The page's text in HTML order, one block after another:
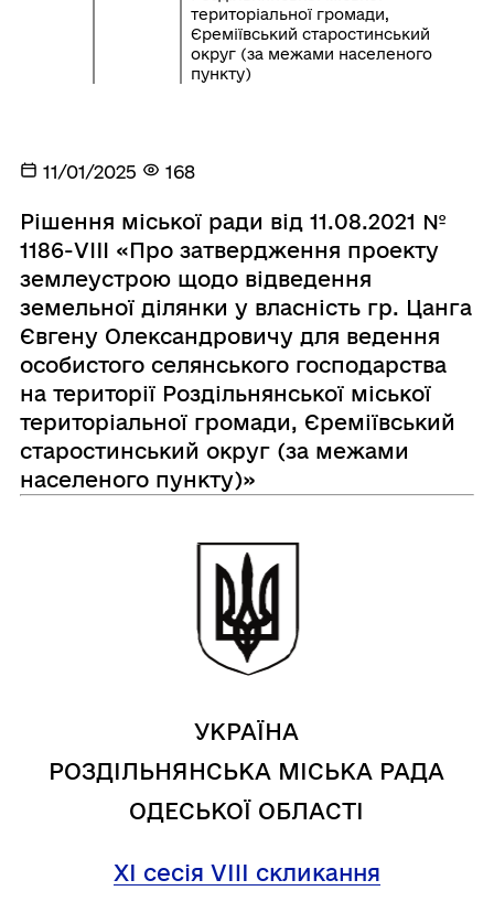
територіальної громади,
Єреміївський старостинський
округ (за межами населеного
пункту)
11/01/2025 168
Рішення міської ради від 11.08.2021 №
1186-VIII «Про затвердження проекту
землеустрою щодо відведення
земельної ділянки у власність гр. Цанга
Євгену Олександровичу для ведення
особистого селянського господарства
на території Роздільнянської міської
територіальної громади, Єреміївський
старостинський округ (за межами
населеного пункту)»
УКРАЇНА
РОЗДІЛЬНЯНСЬКА МІСЬКА РАДА
ОДЕСЬКОЇ ОБЛАСТІ
XI сесія VIII скликання